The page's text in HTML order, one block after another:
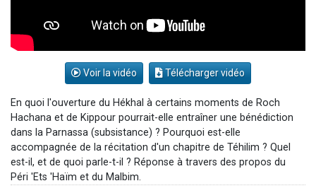
Voir la vidéo Télécharger vidéo
En quoi l'ouverture du Hékhal à certains moments de Roch
Hachana et de Kippour pourrait-elle entraîner une bénédiction
dans la Parnassa (subsistance) ? Pourquoi est-elle
accompagnée de la récitation d'un chapitre de Téhilim ? Quel
est-il, et de quoi parle-t-il ? Réponse à travers des propos du
Péri 'Ets 'Haïm et du Malbim.